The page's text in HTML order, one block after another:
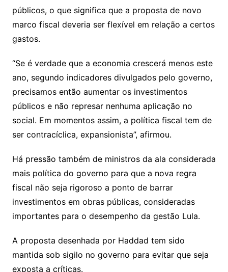
públicos, o que significa que a proposta de novo
marco fiscal deveria ser flexível em relação a certos
gastos.
“Se é verdade que a economia crescerá menos este
ano, segundo indicadores divulgados pelo governo,
precisamos então aumentar os investimentos
públicos e não represar nenhuma aplicação no
social. Em momentos assim, a política fiscal tem de
ser contracíclica, expansionista”, afirmou.
Há pressão também de ministros da ala considerada
mais política do governo para que a nova regra
fiscal não seja rigoroso a ponto de barrar
investimentos em obras públicas, consideradas
importantes para o desempenho da gestão Lula.
A proposta desenhada por Haddad tem sido
mantida sob sigilo no governo para evitar que seja
exposta a críticas.